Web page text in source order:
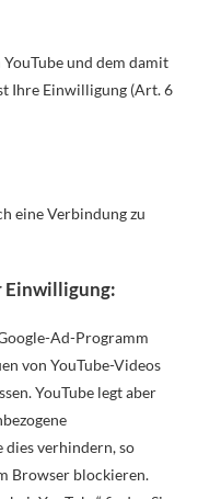
und dem damit
Ihre Einwilligung (Art. 6
eine Verbindung zu
Einwilligung:
Ad-Programm
von YouTube-Videos
YouTube legt aber
dies verhindern, so
Browser blockieren.